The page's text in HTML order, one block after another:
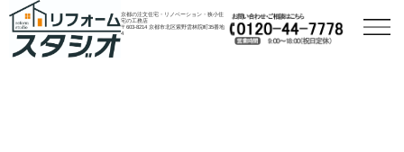
京都の注文住宅・リノベーション・狭小住
宅の工務店
〒603-8214 京都市北区紫野雲林院町35番地
4